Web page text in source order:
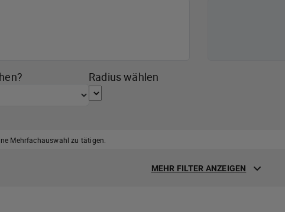
Radius wählen
Mehrfachauswahl zu tätigen.
MEHR FILTER ANZEIGEN